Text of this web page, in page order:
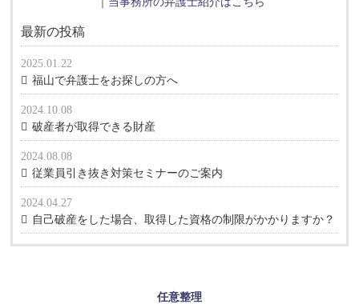
最新の投稿
2025.01.22
福山で弁護士をお探しの方へ
2024.10.08
破産者が取得できる財産
2024.08.08
従業員引き抜き対策セミナーのご案内
2024.04.27
自己破産をした場合、取得した資格の制限がかかりますか？
任意整理